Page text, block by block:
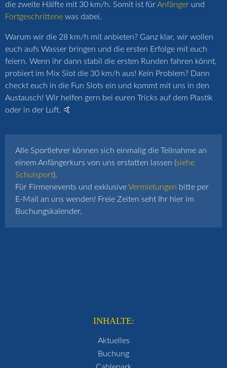
die zweite Hälfte mit 30 km/h. Somit ist fürAnfänger und
Fortgeschrittene was dabei.
Warum wir die 28 km/h mit anbieten? Ganz klar, wir wollen
euch aufs Wasser bringen und die ersten Erfolge mit euch
feiern. Wenn ihr dann stabil die ersten Runden fahren könnt,
probiert im Mix Slot die 30 km/h aus! Kein Problem? Dann
checkt euch in die Fun Slots ein und kommt mit uns in den
Austausch! Wir helfen gern bei euren Tricks auf dem Plastik
oder in der Luft. 🤙
Alle Sportlehrer können sich einmalig die Teilnahme an
einem Anfängerkurs von uns erstatten lassen (siehe
Schulsport).
Für Firmenevents und exklusiveVermietungen bitte per
E-Mail an uns wenden! Freie Zeiten seht Ihr hier im
Buchungskalender.
INHALTE:
Aktuelles
Buchung